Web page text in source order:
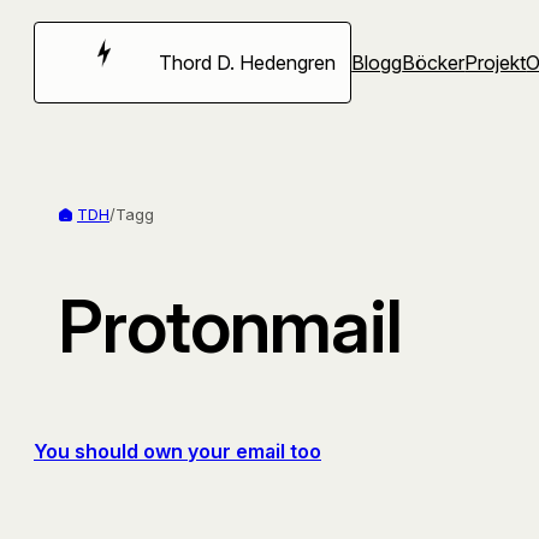
Hoppa
Thord D. Hedengren BloggBöckerProjekt
TDH/Tagg
Protonmail
You should own your email too